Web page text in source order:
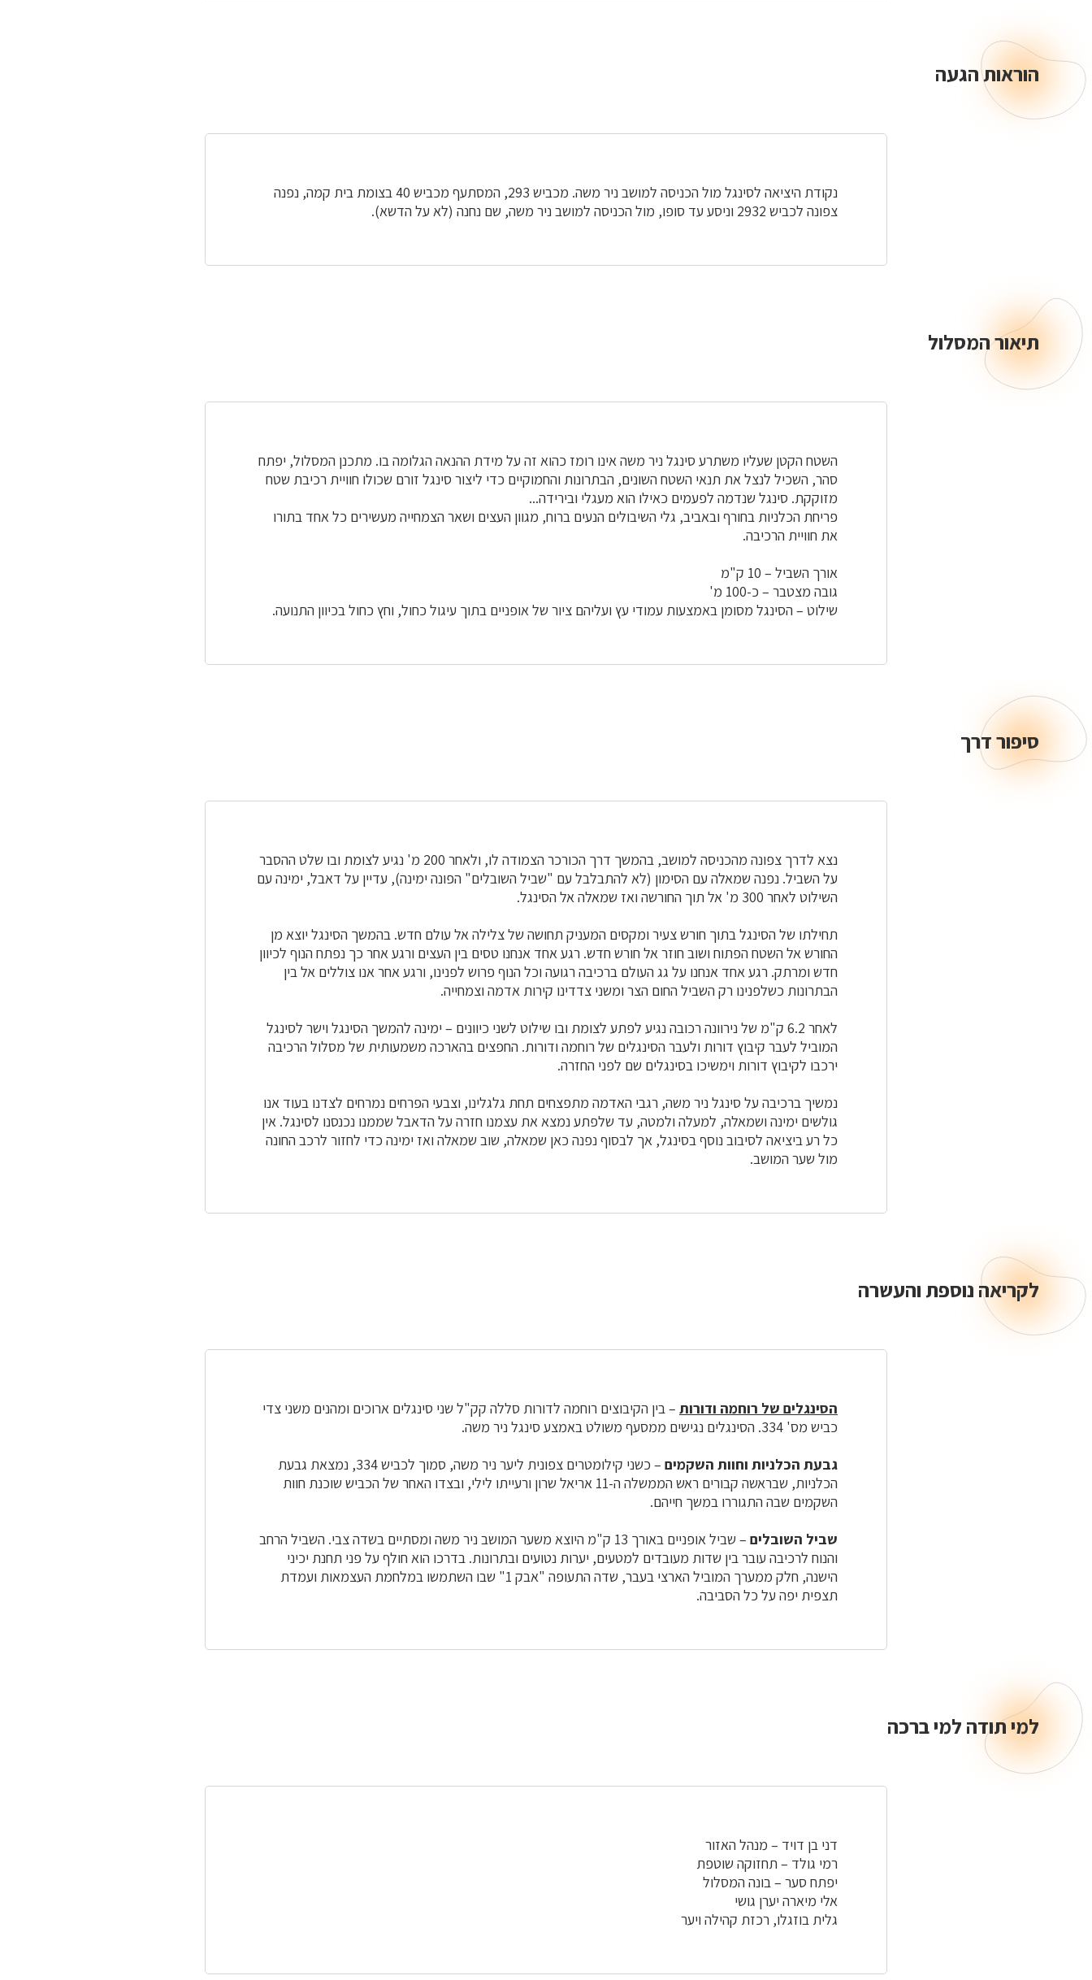
הוראות
הוראות הגעה
נקודת היציאה לסינגל מול הכניסה למושב ניר משה. מכביש 293, המסתעף מכביש 40 בצומת בית קמה, נפנה
צפונה לכביש 2932 וניסע עד סופו, מול הכניסה למושב ניר משה, שם נחנה (לא על הדשא).
המסלול
תיאור המסלול
השטח הקטן שעליו משתרע סינגל ניר משה אינו רומז כהוא זה על מידת ההנאה הגלומה בו. מתכנן המסלול, יפתח
סהר, השכיל לנצל את תנאי השטח השונים, הבתרונות והחמוקיים כדי ליצור סינגל זורם שכולו חוויית רכיבת שטח
מזוקקת. סינגל שנדמה לפעמים כאילו הוא מעגלי ובירידה...
פריחת הכלניות בחורף ובאביב, גלי השיבולים הנעים ברוח, מגוון העצים ושאר הצמחייה מעשירים כל אחד בתורו
את חוויית הרכיבה.
אורך השביל – 10 ק"מ
גובה מצטבר – כ-100 מ'
שילוט – הסינגל מסומן באמצעות עמודי עץ ועליהם ציור של אופניים בתוך עיגול כחול, וחץ כחול בכיוון התנועה.
דרך
סיפור דרך
נצא לדרך צפונה מהכניסה למושב, בהמשך דרך הכורכר הצמודה לו, ולאחר 200 מ' נגיע לצומת ובו שלט ההסבר
על השביל. נפנה שמאלה עם הסימון (לא להתבלבל עם "שביל השובלים" הפונה ימינה), עדיין על דאבל, ימינה עם
השילוט לאחר 300 מ' אל תוך החורשה ואז שמאלה אל הסינגל.
תחילתו של הסינגל בתוך חורש צעיר ומקסים המעניק תחושה של צלילה אל עולם חדש. בהמשך הסינגל יוצא מן
החורש אל השטח הפתוח ושוב חוזר אל חורש חדש. רגע אחד אנחנו טסים בין העצים ורגע אחר כך נפתח הנוף לכיוון
חדש ומרתק. רגע אחד אנחנו על גג העולם ברכיבה רגועה וכל הנוף פרוש לפנינו, ורגע אחר אנו צוללים אל בין
הבתרונות כשלפנינו רק השביל החום הצר ומשני צדדינו קירות אדמה וצמחייה.
לאחר 6.2 ק"מ של נירוונה רכובה נגיע לפתע לצומת ובו שילוט לשני כיוונים – ימינה להמשך הסינגל וישר לסינגל
המוביל לעבר קיבוץ דורות ולעבר הסינגלים של רוחמה ודורות. החפצים בהארכה משמעותית של מסלול הרכיבה
ירכבו לקיבוץ דורות וימשיכו בסינגלים שם לפני החזרה.
נמשיך ברכיבה על סינגל ניר משה, רגבי האדמה מתפצחים תחת גלגלינו, וצבעי הפרחים נמרחים לצדנו בעוד אנו
גולשים ימינה ושמאלה, למעלה ולמטה, עד שלפתע נמצא את עצמנו חזרה על הדאבל שממנו נכנסנו לסינגל. אין
כל רע ביציאה לסיבוב נוסף בסינגל, אך לבסוף נפנה כאן שמאלה, שוב שמאלה ואז ימינה כדי לחזור לרכב החונה
מול שער המושב.
לקריאה
והעשרה
לקריאה נוספת והעשרה
הסינגלים של רוחמה ודורות – בין הקיבוצים רוחמה לדורות סללה קק"ל שני סינגלים ארוכים ומהנים משני צדי
כביש מס' 334. הסינגלים נגישים ממסעף משולט באמצע סינגל ניר משה.
גבעת הכלניות וחוות השקמים
– כשני קילומטרים צפונית ליער ניר משה, סמוך לכביש 334, נמצאת גבעת
הכלניות, שבראשה קבורים ראש הממשלה ה-11 אריאל שרון ורעייתו לילי, ובצדו האחר של הכביש שוכנת חוות
השקמים שבה התגוררו במשך חייהם.
שביל השובלים
– שביל אופניים באורך 13 ק"מ היוצא משער המושב ניר משה ומסתיים בשדה צבי. השביל הרחב
והנוח לרכיבה עובר בין שדות מעובדים למטעים, יערות נטועים ובתרונות. בדרכו הוא חולף על פני תחנת יכיני
הישנה, חלק ממערך המוביל הארצי בעבר, שדה התעופה "אבק 1" שבו השתמשו במלחמת העצמאות ועמדת
תצפית יפה על כל הסביבה.
תודה
למי
למי תודה למי ברכה
דני בן דויד – מנהל האזור
רמי גולד – תחזוקה שוטפת
יפתח סער – בונה המסלול
אלי מיארה יערן גושי
גלית בוזגלו, רכזת קהילה ויער